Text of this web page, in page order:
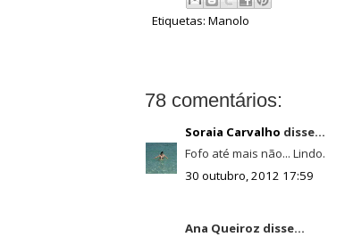
Etiquetas: Manolo
78 comentários:
Soraia Carvalho disse...
Fofo até mais não... Lindo.
30 outubro, 2012 17:59
Ana Queiroz disse...